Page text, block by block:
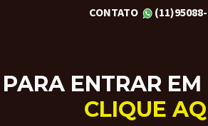
CONTATO
PARA ENTRAR
CLIQUE